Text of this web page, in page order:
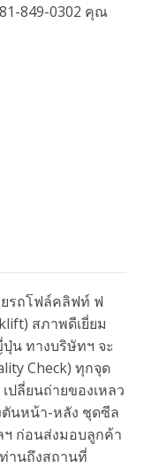
849-0302 คุณ
รถโฟล์คลิฟท์ ฟ
สภาพดีเยี่ยม
ปุ่น ทางบริษัทฯ จะ
Check) ทุกจุด
ปลี่ยนถ่ายของเหลว
ตันหน้า-หลัง ชุดซีล
ฯ ก่อนส่งมอบลูกค้า
านถึงสถานที่